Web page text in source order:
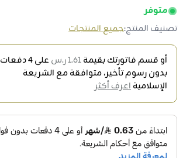
متوفر
تصنيف المنتج:جميع المنتجات
أو قسم فاتورتك بقيمة1.61 ر.س على4دفعات
بدون رسوم تأخير، متوافقة مع الشريعة
الإسلاميةاعرف أكثر